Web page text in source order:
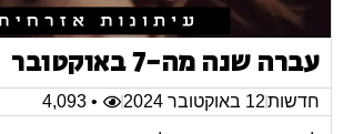
עברה שנה מה-7 באוקטובר
חדשות12 באוקטובר 2024
• 4,093